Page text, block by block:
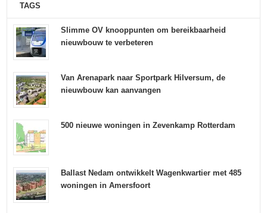
TAGS
Slimme OV knooppunten om bereikbaarheid
nieuwbouw te verbeteren
Van Arenapark naar Sportpark Hilversum, de
nieuwbouw kan aanvangen
500 nieuwe woningen in Zevenkamp Rotterdam
Ballast Nedam ontwikkelt Wagenkwartier met 485
woningen in Amersfoort